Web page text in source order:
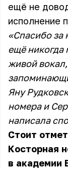
ещё не
исполнение
«Спасибо
ещё никогда
живой
Яну
номера и
написала
Стоит
Косторная
в академии